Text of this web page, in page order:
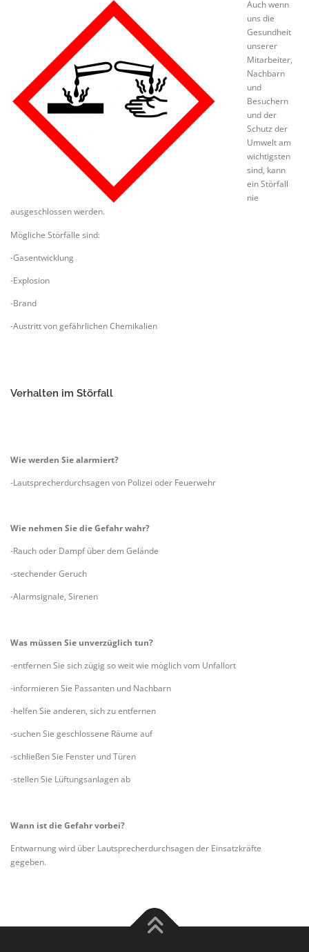
Auch wenn
uns die
Gesundheit
unserer
Mitarbeiter,
Nachbarn
und
Besuchern
und der
Schutz der
Umwelt am
wichtigsten
sind, kann
ein Störfall
nie
ausgeschlossen werden.
Mögliche Störfälle sind:
-Gasentwicklung
-Explosion
-Brand
-Austritt von gefährlichen Chemikalien
Verhalten im Störfall
Wie werden Sie alarmiert?
-Lautsprecherdurchsagen von Polizei oder Feuerwehr
Wie nehmen Sie die Gefahr wahr?
-Rauch oder Dampf über dem Gelände
-stechender Geruch
-Alarmsignale, Sirenen
Was müssen Sie unverzüglich tun?
-entfernen Sie sich zügig so weit wie möglich vom Unfallort
-informieren Sie Passanten und Nachbarn
-helfen Sie anderen, sich zu entfernen
-suchen Sie geschlossene Räume auf
-schließen Sie Fenster und Türen
-stellen Sie Lüftungsanlagen ab
Wann ist die Gefahr vorbei?
Entwarnung wird über Lautsprecherdurchsagen der Einsatzkräfte
gegeben.